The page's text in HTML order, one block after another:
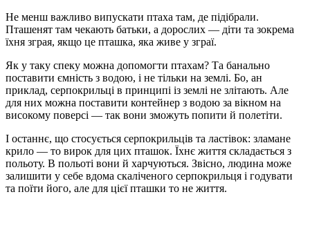
Не менш важливо випускати птаха там, де підібрали.
Пташенят там чекають батьки, а дорослих — діти та зокрема
їхня зграя, якщо це пташка, яка живе у зграї.
Як у таку спеку можна допомогти птахам? Та банально
поставити ємність з водою, і не тільки на землі. Бо, ан
приклад, серпокрильці в принципі із землі не злітають. Але
для них можна поставити контейнер з водою за вікном на
високому поверсі — так вони зможуть попити й полетіти.
І останнє, що стосується серпокрильців та ластівок: зламане
крило — то вирок для цих пташок. Їхнє життя складається з
польоту. В польоті вони й харчуються. Звісно, людина може
залишити у себе вдома скаліченого серпокрильця і годувати
та поїти його, але для цієї пташки то не життя.